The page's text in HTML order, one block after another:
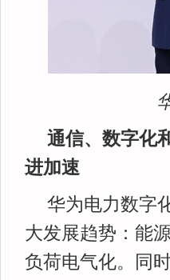
通信、数字化
进加速
华为电力数字
大发展趋势：能
负荷电气化。同